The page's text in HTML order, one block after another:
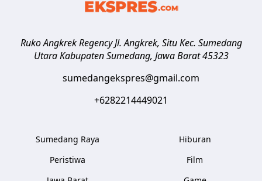
Ruko Angkrek Regency Jl. Angkrek, Situ Kec. Sumedang
Utara Kabupaten Sumedang, Jawa Barat 45323
sumedangekspres@gmail.com
+6282214449021
Sumedang Raya
Peristiwa
Hiburan
Film